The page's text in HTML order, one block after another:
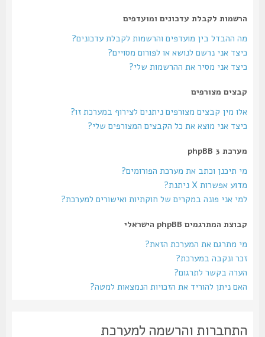
הרשמות לקבלת עדכונים ומועדפים
מה ההבדל בין מועדפים והרשמות לקבלת עדכונים?
כיצד אני נרשם לנושא או לפורום מסויים?
כיצד אני מסיר את ההרשמות שלי?
קבצים מצורפים
אלו מין קבצים מצורפים ניתנים לצירוף במערכת זו?
כיצד אני מוצא את כל הקבצים המצורפים שלי?
מערכת phpBB 3
מי תיכנן וכתב את מערכת הפורומים?
מדוע אפשרות X ניתנת?
למי אני פונה במקרים של חוקתיות ואישורים למערכת?
קבוצת המתרגמים phpBB הישראלי
מי מתרגם את המערכת הזאת?
זכר ונקבה במערכת?
הערה בקשר לתרגום?
האם ניתן להוריד את הזכויות הנמצאות למטה?
התחברות והרשמה למערכת